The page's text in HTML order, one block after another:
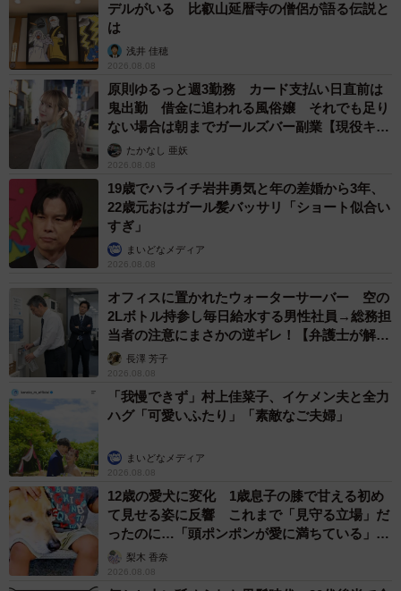
「猫が主役」という揺るぎない信念のもと運営される喫茶
店。専門知識を持つスタッフによる厳格な健康管理と、猫
一匹一匹の個性を尊重する深い愛情が流れていた。猫たち
の自由きままな様子は、至福のひとときとなりそうだ。
デルがいる 比叡山延暦寺の僧侶が語る伝説と
は
浅井 佳穂
2026.08.08
原則ゆるっと週3勤務 カード支払い日直前は
鬼出勤 借金に追われる風俗嬢 それでも足り
ない場合は朝までガールズバー副業【現役キャ
ストに取材】
たかなし 亜妖
2026.08.08
19歳でハライチ岩井勇気と年の差婚から3年、
22歳元おはガール髪バッサリ「ショート似合い
すぎ」
まいどなメディア
2026.08.08
オフィスに置かれたウォーターサーバー 空の
2Lボトル持参し毎日給水する男性社員→総務担
当者の注意にまさかの逆ギレ！【弁護士が解
説】長澤 芳子
2026.08.08
「我慢できず」村上佳菜子、イケメン夫と全力
ハグ「可愛いふたり」「素敵なご夫婦」
まいどなメディア
2026.08.08
12歳の愛犬に変化 1歳息子の膝で甘える初め
て見せる姿に反響 これまで「見守る立場」だ
ったのに…「頭ポンポンが愛に満ちている」
「尊…」
梨木 香奈
2026.08.08